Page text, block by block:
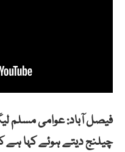
فیصل آباد: عوامی مسلم
چیلنج دیتے ہوئے کہا